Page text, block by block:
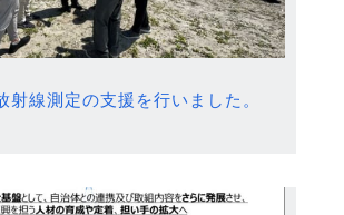
射線測定の支援を行いました。